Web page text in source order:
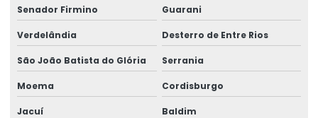
Senador Firmino Guarani
Verdelândia Desterro de Entre Rios
São João Batista do Glória Serrania
Moema Cordisburgo
Jacuí Baldim